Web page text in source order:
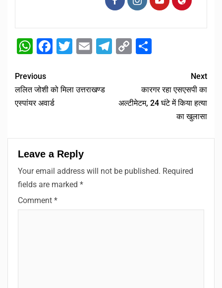
WhatsApp
Facebook
Twitter
EmailTelegram
Copy
Previous
ललित जोशी को मिला उत्तराखण्ड
एस्पांयर अवार्ड
Next
कारगर रहा एसएसपी का
अल्टीमेटम, 24 घंटे में किया हत्या
का खुलासा
Leave a Reply
Your email address will not be published. Required
fields are marked *
Comment *